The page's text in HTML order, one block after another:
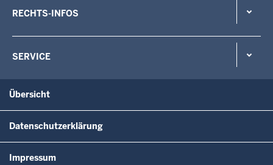
RECHTS-INFOS
SERVICE
Übersicht
Datenschutzerklärung
Impressum